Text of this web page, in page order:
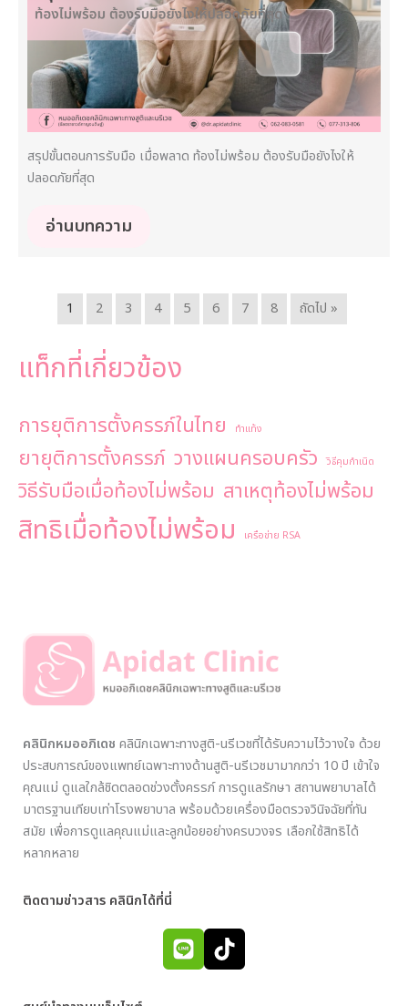
สรุปขั้นตอนการรับมือ เมื่อพลาด ท้องไม่พร้อม ต้องรับมือยังไงให้
ปลอดภัยที่สุด
อ่านบทความ
1 2 3 4 5 6 7 8 ถัดไป »
แท็กที่เกี่ยวข้อง
การยุติการตั้งครรภ์ในไทย ทำแท้ง
ยายุติการตั้งครรภ์ วางแผนครอบครัว วิธีคุมกำเนิด
วิธีรับมือเมื่อท้องไม่พร้อม สาเหตุท้องไม่พร้อม
สิทธิเมื่อท้องไม่พร้อม เครือข่าย RSA
คลินิกหมออภิเดช คลินิกเฉพาะทางสูติ-นรีเวชที่ได้รับความไว้วางใจ ด้วย
ประสบการณ์ของแพทย์เฉพาะทางด้านสูติ-นรีเวชมามากกว่า 10 ปี เข้าใจ
คุณแม่ ดูแลใกล้ชิดตลอดช่วงตั้งครรภ์ การดูแลรักษา สถานพยาบาลได้
มาตรฐานเทียบเท่าโรงพยาบาล พร้อมด้วยเครื่องมือตรวจวินิจฉัยที่ทัน
สมัย เพื่อการดูแลคุณแม่และลูกน้อยอย่างครบวงจร เลือกใช้สิทธิได้
หลากหลาย
ติดตามข่าวสาร คลินิกได้ที่นี่